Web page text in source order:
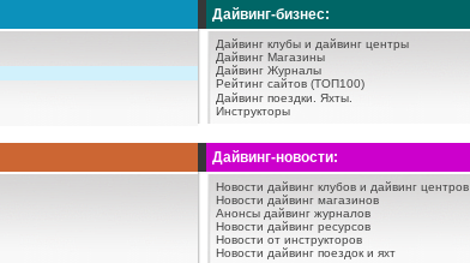
Дайвинг-бизнес:
Дайвинг клубы и дайвинг центры
Дайвинг Магазины
Дайвинг Журналы
Рейтинг сайтов (ТОП100)
Дайвинг поездки.
Яхты.
Инструкторы
Дайвинг-новости:
Новости дайвинг клубов и дайвинг центров
Новости дайвинг магазинов
Анонсы дайвинг журналов
Новости дайвинг ресурсов
Новости от инструкторов
Новости дайвинг поездок и яхт